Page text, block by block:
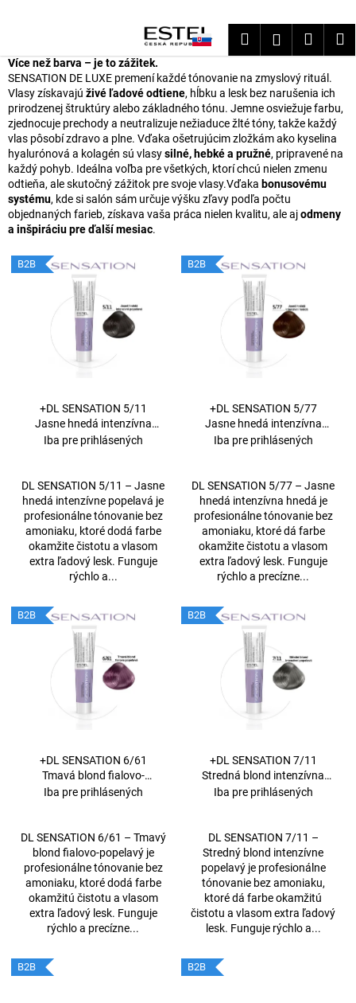
Hľadať
košík
Více než barva – je to zážitek.
SENSATION DE LUXE premení každé tónovanie na zmyslový rituál.
Vlasy získavajú živé ľadové odtiene, hĺbku a lesk bez narušenia ich
prirodzenej štruktúry alebo základného tónu. Jemne osviežuje farbu,
zjednocuje prechody a neutralizuje nežiaduce žlté tóny, takže každý
vlas pôsobí zdravo a plne. Vďaka ošetrujúcim zložkám ako kyselina
hyalurónová a kolagén sú vlasysilné, hebké a pružné, pripravené na
každý pohyb. Ideálna voľba pre všetkých, ktorí chcú nielen zmenu
odtieňa, ale skutočný zážitok pre svoje vlasy.Vďaka bonusovému
systému, kdesisalón sám určujevýšku zľavy podľa počtu
objednaných farieb, získava vaša práca nielen kvalitu, aleajodmeny
a inšpiráciupreďalšímesiac.
VB2B
+DL SENSATION 5/11
Jasne hnedá intenzívna
popolavá 60 ml
Iba pre prihlásených
DL SENSATION 5/11 – Jasne
hnedá intenzívne popelavá je
profesionálne tónovanie bez
amoniaku, ktoré dodá farbe
okamžite čistotu a vlasom
extra ľadový lesk. Funguje
rýchlo a...
B2B
+DL SENSATION 5/77
Jasne hnedá intenzívna
hnedá 60 ml
Iba pre prihlásených
DL SENSATION 5/77 – Jasne
hnedá intenzívna hnedá je
profesionálne tónovanie bez
amoniaku, ktoré dá farbe
okamžite čistotu a vlasom
extra ľadový lesk. Funguje
rýchlo a precízne...
B2B
+DL SENSATION 6/61
Tmavá blond fialovo-
popolavá 60 ml
Iba pre prihlásených
DL SENSATION 6/61 – Tmavý
blond fialovo-popelavý je
profesionálne tónovanie bez
amoniaku, ktoré dodá farbe
okamžitú čistotu a vlasom
extra ľadový lesk. Funguje
rýchlo a precízne...
B2B
+DL SENSATION 7/11
Stredná blond intenzívna
popolavá 60 ml
Iba pre prihlásených
DL SENSATION 7/11 –
Stredný blond intenzívne
popelavý je profesionálne
tónovanie bez amoniaku,
ktoré dá farbe okamžitú
čistotu a vlasom extra ľadový
lesk. Funguje rýchlo a...
B2B B2B
š
k Č
o
p
o
t
r
e
b
u
j
HĽADAŤ
O
d
FARBA
5/0
SVETLOHNEDÁ
60ML
€43,43